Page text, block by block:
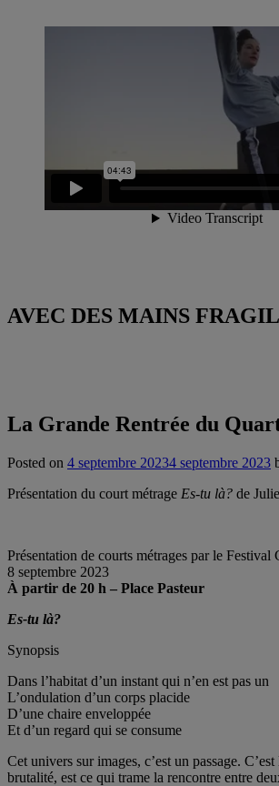
AVEC DES MAINS
La Grande Rentrée du
Posted on 4 septembre 20234 septembre 2023
Présentation du court métrage Es-tu là? de
Présentation de courts métrages par le Festival
8 septembre 2023
À partir de 20 h – Place Pasteur
Es-tu là?
Synopsis
Dans l’habitat d’un instant qui n’en est pas un
L’ondulation d’un corps placide
D’une chaire enveloppée
Et d’un regard qui se consume
Cet univers sur images, c’est un passage.
brutalité, est ce qui trame la rencontre entre